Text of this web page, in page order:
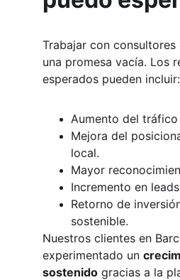
Trabajar con
una promesa vacía. Los
esperados pueden incluir:
Aumento del tráfico
Mejora del
local.
Mayor
Incremento en
Retorno de
sostenible.
Nuestros clientes en
experimentado un
sostenido gracias a la